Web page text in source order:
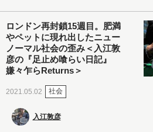
ロンドン再封鎖15週目。肥満
やペットに現れ出したニュー
ノーマル社会の歪み＜入江敦
彦の『足止め喰らい日記』
嫌々乍らReturns＞
2021.05.02 社会
入江敦彦